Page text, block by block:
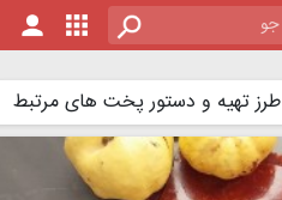
طرز تهیه و دستور پخت های مرتبط